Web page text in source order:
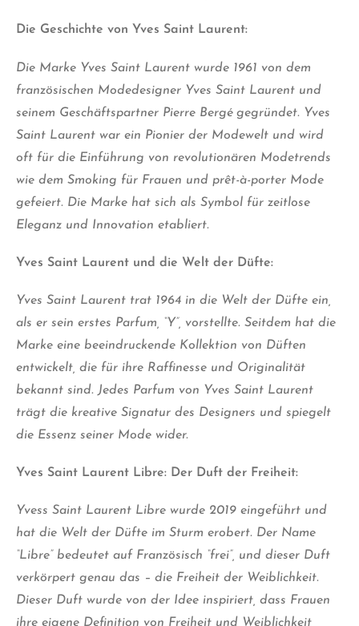
Die Geschichte von Yves Saint Laurent:
Die Marke Yves Saint Laurent wurde 1961 von dem
französischen Modedesigner Yves Saint Laurent und
seinem Geschäftspartner Pierre Bergé gegründet. Yves
Saint Laurent war ein Pionier der Modewelt und wird
oft für die Einführung von revolutionären Modetrends
wie dem Smoking für Frauen und prêt-à-porter Mode
gefeiert. Die Marke hat sich als Symbol für zeitlose
Eleganz und Innovation etabliert.
Yves Saint Laurent und die Welt der Düfte:
Yves Saint Laurent trat 1964 in die Welt der Düfte ein,
als er sein erstes Parfum, “Y”, vorstellte. Seitdem hat die
Marke eine beeindruckende Kollektion von Düften
entwickelt, die für ihre Raffinesse und Originalität
bekannt sind. Jedes Parfum von Yves Saint Laurent
trägt die kreative Signatur des Designers und spiegelt
die Essenz seiner Mode wider.
Yves Saint Laurent Libre: Der Duft der Freiheit:
Yvess Saint Laurent Libre wurde 2019 eingeführt und
hat die Welt der Düfte im Sturm erobert. Der Name
“Libre” bedeutet auf Französisch “frei”, und dieser Duft
verkörpert genau das – die Freiheit der Weiblichkeit.
Dieser Duft wurde von der Idee inspiriert, dass Frauen
ihre eigene Definition von Freiheit und Weiblichkeit